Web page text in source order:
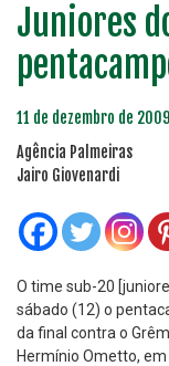
Juniores
11 de dezembro de
Agência Palmeiras
Jairo Giovenardi
O time sub-20
sábado (12) o
da final contra o
Hermínio Ometto,